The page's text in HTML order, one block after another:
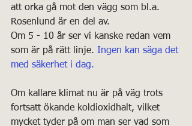
att orka gå mot den vägg som bl.a.
Rosenlund är en del av.
Om 5 - 10 år ser vi kanske redan vem
som är på rätt linje. Ingen kan säga det
med säkerhet i dag.
Om kallare klimat nu är på väg trots
fortsatt ökande koldioxidhalt, vilket
mycket tyder på om man ser vad som